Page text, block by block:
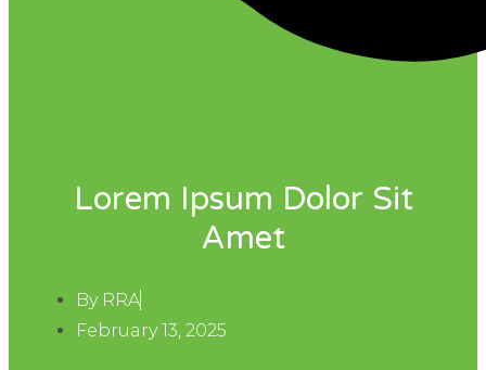
Lorem Ipsum Dolor Sit
Amet
ByRRA
February 13, 2025